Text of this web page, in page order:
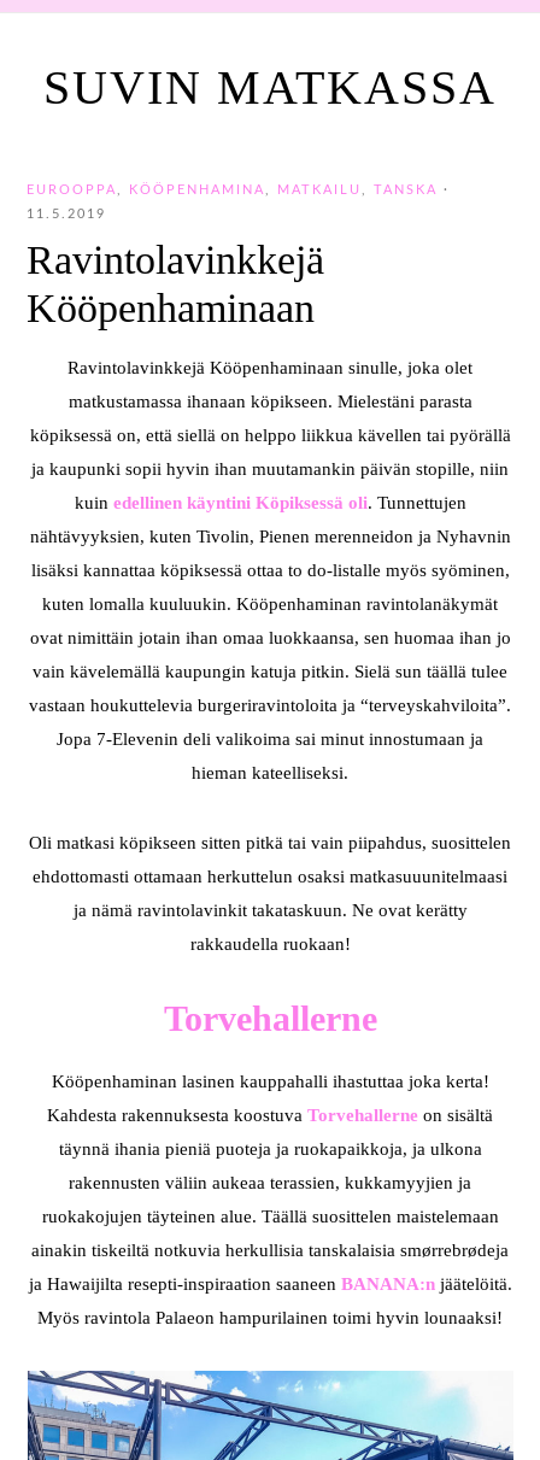
SUVIN MATKASSA
EUROOPPA KÖÖPENHAMINA MATKAILU ,TANSKA
·
11.5.2019
Ravintolavinkkejä
Kööpenhaminaan
Ravintolavinkkejä Kööpenhaminaan sinulle, joka olet
matkustamassa ihanaan köpikseen. Mielestäni parasta
köpiksessä on, että siellä on helppo liikkua kävellen tai pyörällä
ja kaupunki sopii hyvin ihan muutamankin päivän stopille, niin
kuin edellinen käyntini Köpiksessä oli. Tunnettujen
nähtävyyksien, kuten Tivolin, Pienen merenneidon ja Nyhavnin
lisäksi kannattaa köpiksessä ottaa to do-listalle myös syöminen,
kuten lomalla kuuluukin. Kööpenhaminan ravintolanäkymät
ovat nimittäin jotain ihan omaa luokkaansa, sen huomaa ihan jo
vain kävelemällä kaupungin katuja pitkin. Sielä sun täällä tulee
vastaan houkuttelevia burgeriravintoloita ja “terveyskahviloita”.
Jopa 7-Elevenin deli valikoima sai minut innostumaan ja
hieman kateelliseksi.
Oli matkasi köpikseen sitten pitkä tai vain piipahdus, suosittelen
ehdottomasti ottamaan herkuttelun osaksi matkasuuunitelmaasi
ja nämä ravintolavinkit takataskuun. Ne ovat kerätty
rakkaudella ruokaan!
Torvehallerne
Kööpenhaminan lasinen kauppahalli ihastuttaa joka kerta!
Kahdesta rakennuksesta koostuva Torvehallerne on sisältä
täynnä ihania pieniä puoteja ja ruokapaikkoja, ja ulkona
rakennusten väliin aukeaa terassien, kukkamyyjien ja
ruokakojujen täyteinen alue. Täällä suosittelen maistelemaan
ainakin tiskeiltä notkuvia herkullisia tanskalaisia smørrebrødeja
ja Hawaijilta resepti-inspiraation saaneen BANANA:njäätelöitä.
Myös ravintola Palaeon hampurilainen toimi hyvin lounaaksi!